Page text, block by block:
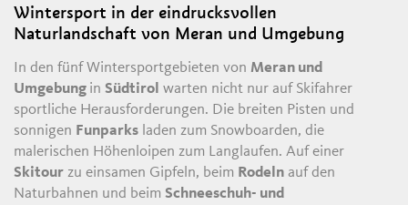
Wintersport in der eindrucksvollen
Naturlandschaft von Meran und Umgebung
In den fünf Wintersportgebieten vonMeran und
Umgebung inSüdtirol warten nicht nur auf Skifahrer
sportliche Herausforderungen. Die breiten Pisten und
sonnigen Funparks laden zum Snowboarden, die
malerischen Höhenloipen zum Langlaufen. Auf einer
Skitour zu einsamen Gipfeln, beim Rodeln auf den
Naturbahnen und beimSchneeschuh- und